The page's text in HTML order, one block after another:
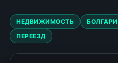
НЕДВИЖИМОСТЬ
ПЕРЕЕЗД